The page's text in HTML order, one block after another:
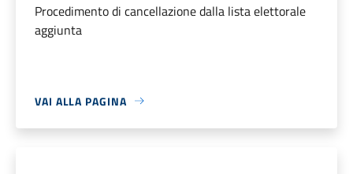
Procedimento di cancellazione dalla lista elettorale
aggiunta
VAI ALLA PAGINA